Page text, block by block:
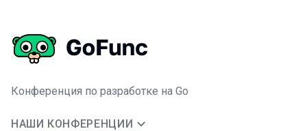
Конференция по разработке на Go
НАШИ КОНФЕРЕНЦИИ